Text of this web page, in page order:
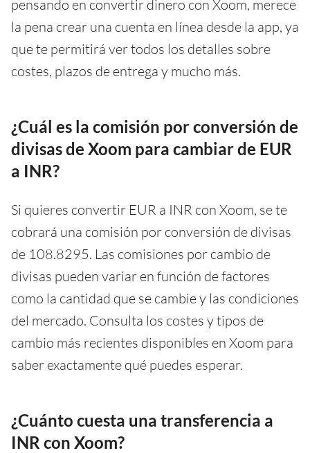
pensando en convertir dinero con Xoom, merece
la pena crear una cuenta en línea desde la app, ya
que te permitirá ver todos los detalles sobre
costes, plazos de entrega y mucho más.
¿Cuál es la comisión por conversión de
divisas de Xoom para cambiar de EUR
a INR?
Si quieres convertir EUR a INR con Xoom, se te
cobrará una comisión por conversión de divisas
de 108.8295. Las comisiones por cambio de
divisas pueden variar en función de factores
como la cantidad que se cambie y las condiciones
del mercado. Consulta los costes y tipos de
cambio más recientes disponibles en Xoom para
saber exactamente qué puedes esperar.
¿Cuánto cuesta una transferencia a
INR con Xoom?